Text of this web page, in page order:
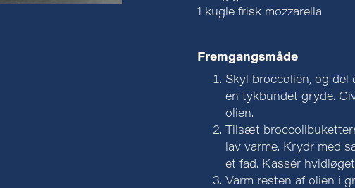
1 kugle frisk mozzarella
Fremgangsmåde
Skyl broccolien, og del
en tykbundet gryde.
olien.
Tilsæt
lav varme. Krydr med
et fad. Kassér
Varm resten af olien i